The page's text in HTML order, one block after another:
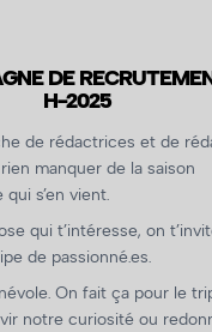
DE
H-2025
de rédactrices et de
manquer de la saison
s’en vient.
qui t’intéresse, on
de passionné.es.
On fait ça pour le
notre curiosité ou